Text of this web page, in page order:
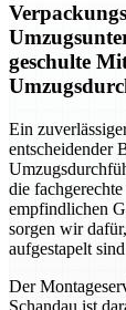
geschulte
Ein
entscheidender
die
empfindlichen
sorgen wir
aufgestapelt
Der
Schandau ist